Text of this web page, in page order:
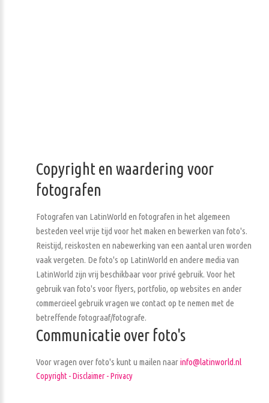
Copyright en waardering voor
fotografen
Fotografen van LatinWorld en fotografen in het algemeen
besteden veel vrije tijd voor het maken en bewerken van foto's.
Reistijd, reiskosten en nabewerking van een aantal uren worden
vaak vergeten. De foto's op LatinWorld en andere media van
LatinWorld zijn vrij beschikbaar voor privé gebruik. Voor het
gebruik van foto's voor flyers, portfolio, op websites en ander
commercieel gebruik vragen we contact op te nemen met de
betreffende fotograaf/fotografe.
Communicatie over foto's
Voor vragen over foto's kunt u mailen naarinfo@latinworld.nl
Copyright - Disclaimer - Privacy